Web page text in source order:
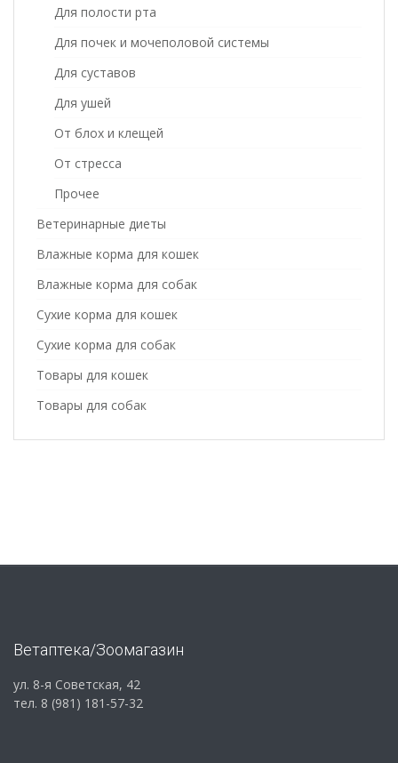
Для полости рта
Для почек и мочеполовой системы
Для суставов
Для ушей
От блох и клещей
От стресса
Прочее
Ветеринарные диеты
Влажные корма для кошек
Влажные корма для собак
Сухие корма для кошек
Сухие корма для собак
Товары для кошек
Товары для собак
Ветаптека/Зоомагазин
ул. 8-я Советская, 42
тел. 8 (981) 181-57-32